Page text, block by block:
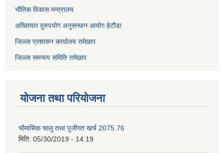
भौतिक विकास मन्त्रालय
अख्तियार दुरुपयोग अनुसन्धान आयोग हेटौडा
जिल्ला प्रशासन कार्यालय रामेछाप
जिल्ला समन्वय समिति रामेछाप
योजना तथा परियोजना
चाैमासिक चालु तथा पुजीगत खर्च 2075.76
मिति: 05/30/2019 - 14:19